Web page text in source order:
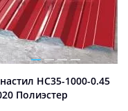
НС35-1000-0.45
Полиэстер